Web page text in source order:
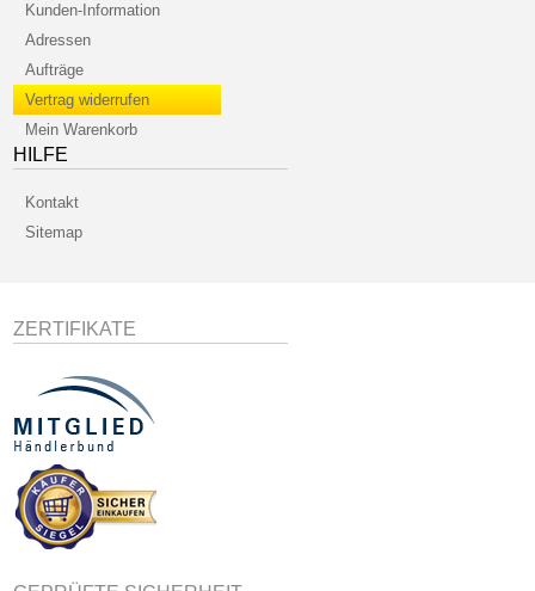
Kunden-Information
Adressen
Aufträge
Vertrag widerrufen
Mein Warenkorb
HILFE
Kontakt
Sitemap
ZERTIFIKATE